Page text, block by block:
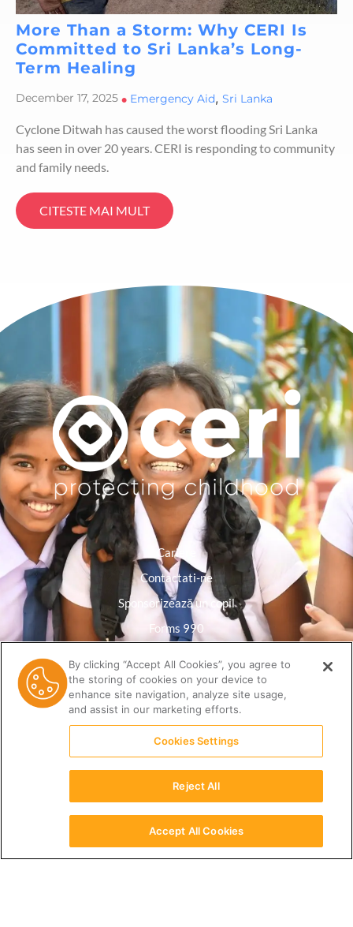
More Than a Storm: Why CERI Is
Committed to Sri Lanka’s Long-
Term Healing
December 17, 2025 • Emergency Aid, Sri Lanka
Cyclone Ditwah has caused the worst flooding Sri Lanka
has seen in over 20 years. CERI is responding to community
and family needs.
CITESTE MAI MULT
Cariere
Contactati-ne
Sponsorizează un copil
Forms 990
Politica de confidențialitate
Biblioteca de resurse
By clicking “Accept All Cookies”, you agree to
the storing of cookies on your device to
enhance site navigation, analyze site usage,
and assist in our marketing efforts.
Cookies Settings
Reject All
Accept All Cookies